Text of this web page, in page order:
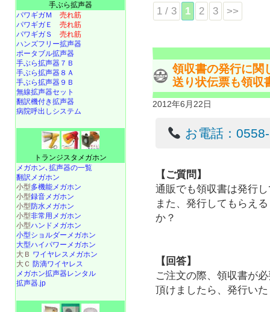
1 / 3 1 2 3 >>
領収書の発行に
送り状伝票も領収
2012年6月22日
お電話：
【ご質問】
通販でも領収書は発行
また、発行してもらえ
か？
【回答】
ご注文の際、領収書が
頂けましたら、発行い
手ぶら拡声器
パワギガＭ 売れ筋
パワギガＥ 売れ筋
パワギガＳ 売れ筋
ハンズフリー拡声器
ポータブル拡声器
手ぶら拡声器７Ｂ
手ぶら拡声器８Ａ
手ぶら拡声器９Ｂ
無線拡声器セット
翻訳機付き拡声器
病院呼出しシステム
トランジスタメガホン
メガホン､拡声器の一覧
翻訳メガホン
小型多機能メガホン
小型録音メガホン
小型防水メガホン
小型非常用メガホン
小型ハンドメガホン
小型ショルダーメガホン
大型ハイパワーメガホン
大Ｂ ワイヤレスメガホン
大Ｃ 防滴ワイヤレス
メガホン拡声器レンタル
拡声器.jp